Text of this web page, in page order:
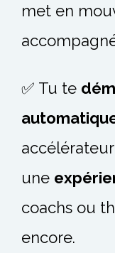
met en
✅ Tu te
une
coachs ou
encore.